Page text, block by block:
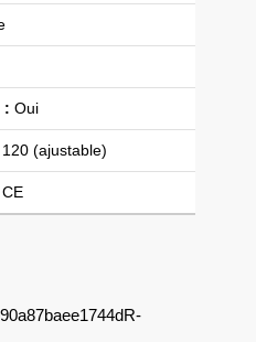
: Oui
120 (ajustable)